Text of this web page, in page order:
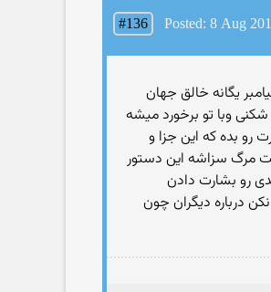
#136 Posted: 8 Aug
یگانه خالق جهان
وبا تو برخورد میشه
رو بده كه این جزا و
مرگ سزاشه این دستور
رو بشارت دادن
درباره دیگران چون